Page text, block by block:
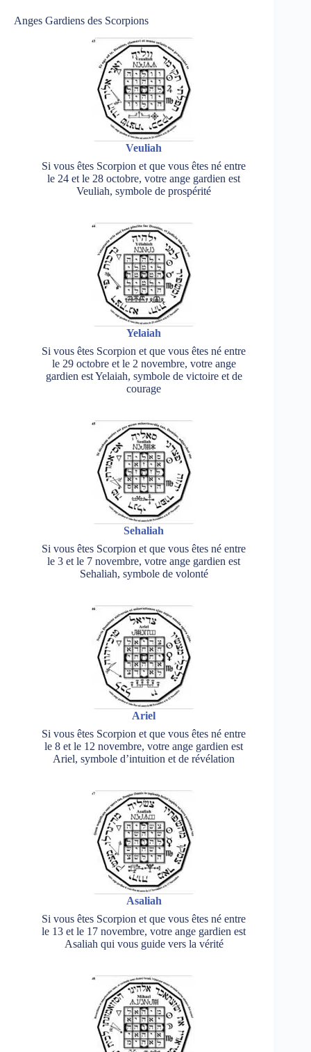
Anges Gardiens des Scorpions
Veuliah
Si vous êtes Scorpion et que vous êtes né entre
le 24 et le 28 octobre, votre ange gardien est
Veuliah, symbole de prospérité
Yelaiah
Si vous êtes Scorpion et que vous êtes né entre
le 29 octobre et le 2 novembre, votre ange
gardien est Yelaiah, symbole de victoire et de
courage
Sehaliah
Si vous êtes Scorpion et que vous êtes né entre
le 3 et le 7 novembre, votre ange gardien est
Sehaliah, symbole de volonté
Ariel
Si vous êtes Scorpion et que vous êtes né entre
le 8 et le 12 novembre, votre ange gardien est
Ariel, symbole d’intuition et de révélation
Asaliah
Si vous êtes Scorpion et que vous êtes né entre
le 13 et le 17 novembre, votre ange gardien est
Asaliah qui vous guide vers la vérité